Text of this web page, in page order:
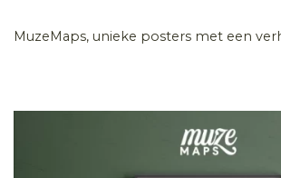
MuzeMaps, unieke posters met een